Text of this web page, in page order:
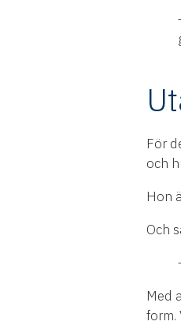
För
och
Hon
Och
Med
form.